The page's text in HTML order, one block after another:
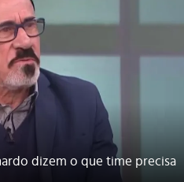
dizem o que time precisa